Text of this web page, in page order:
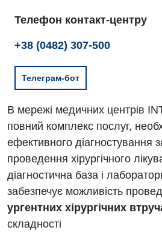
Телефон контакт-центру
+38 (0482) 307-500
Телеграм-бот
В мережі медичних центрів
повний комплекс послуг,
ефективного діагностування
проведення хірургічного
діагностична база і
забезпечує можливість
ургентних хірургічних
складності